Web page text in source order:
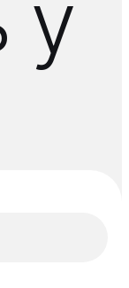
у